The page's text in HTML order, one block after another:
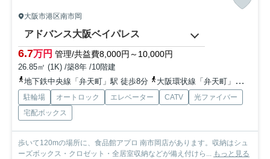
大阪市港区南市岡
アドバンス大阪ベイパレス
6.7万円 管理/共益費8,000円～10,000円
26.85㎡ (1K) /築8年 /10階建
地下鉄中央線「弁天町」駅 徒歩8分
大阪環状線「弁天町」駅 徒歩9分
駐輪場 オートロック エレベーター CATV
光ファイバー
宅配ボックス
歩いて120mの場所に、食品館アプロ 南市岡店があります。収納はシュ
ーズボックス・クロゼット・全居室収納などが備え付けら... もっと見る